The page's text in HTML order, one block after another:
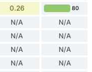
0.26 80
N/A N/A
N/A N/A
N/A N/A
N/A N/A